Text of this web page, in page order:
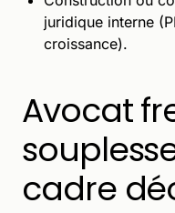
juridique interne
croissance).
Avocat
cadre